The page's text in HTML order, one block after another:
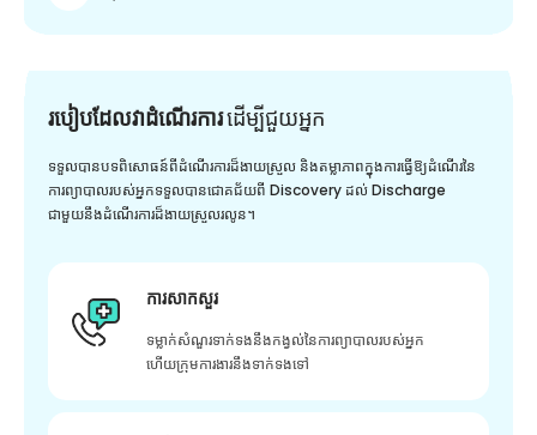
របៀបដែលវាដំណើរការដើម្បី​ជួយ​អ្នក
ទទួលបានបទពិសោធន៍ពីដំណើរការដ៏ងាយស្រួល និងតម្លាភាពក្នុងការធ្វើឱ្យដំណើរនៃ
ការព្យាបាលរបស់អ្នកទទួលបានជោគជ័យពី Discovery ដល់ Discharge
ជាមួយនឹងដំណើរការដ៏ងាយស្រួលរលូន។
ការសាកសួរ
ទម្លាក់សំណួរទាក់ទងនឹងកង្វល់នៃការព្យាបាលរបស់អ្នក
ហើយក្រុមការងារនឹងទាក់ទងទៅ